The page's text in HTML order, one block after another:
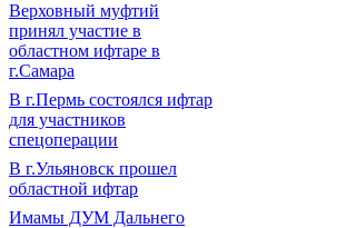
Верховный муфтий
принял участие в
областном ифтаре в
г.Самара
В г.Пермь состоялся ифтар
для участников
спецоперации
В г.Ульяновск прошел
областной ифтар
Имамы ДУМ Дальнего